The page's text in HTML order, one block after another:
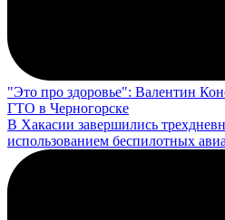
"Это про здоровье": Валентин
ГТО в Черногорске
В Хакасии завершились
использованием беспилотных